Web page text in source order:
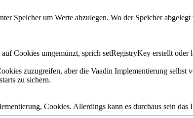
Speicher um Werte abzulegen. Wo der Speicher
Cookies umgemünzt, sprich setRegistryKey erstellt
zuzugreifen, aber die Vaadin Implementierung
zu sichern.
Cookies. Allerdings kann es durchaus sein